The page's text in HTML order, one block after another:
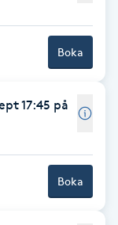
Boka
17:45 på
Boka